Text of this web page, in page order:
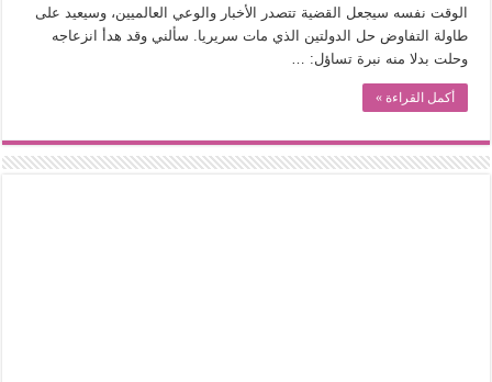
الوقت نفسه سيجعل القضية تتصدر الأخبار والوعي العالميين، وسيعيد على
طاولة التفاوض حل الدولتين الذي مات سريريا. سألني وقد هدأ انزعاجه
وحلت بدلا منه نبرة تساؤل: …
أكمل القراءة »